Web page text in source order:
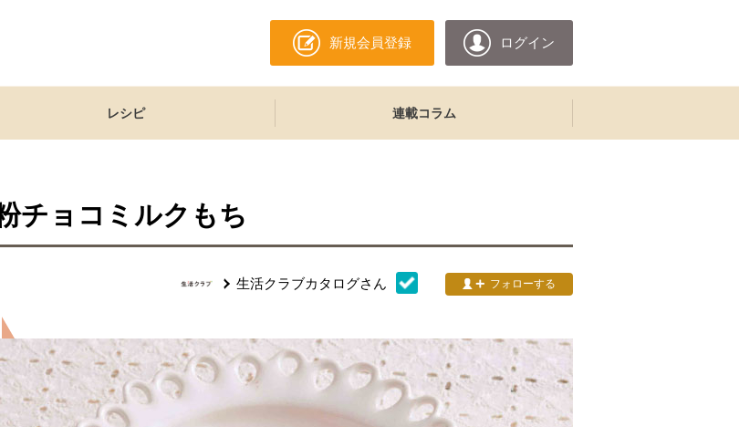
新規会員登録 ログイン
レシピ 連載コラム
チョコミルクもち
生活クラブカタログさん フォローする